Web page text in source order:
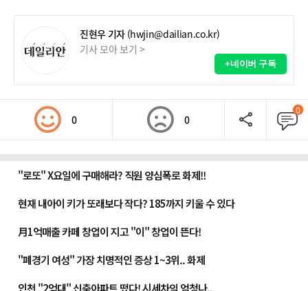
진현우 기자 (hwjin@dailian.co.kr)
기사 모아 보기 >
+네이버 구독
0 0
0